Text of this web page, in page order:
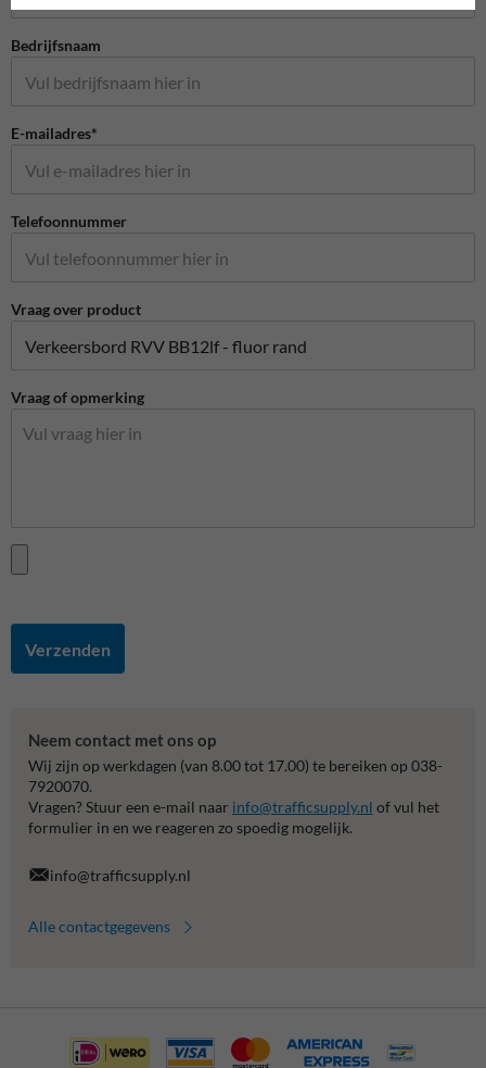
Bedrijfsnaam
E-mailadres*
Telefoonnummer
Vraag over product
Vraag of opmerking
Verzenden
Neem contact met ons op
Wij zijn op werkdagen (van 8.00 tot 17.00) te bereiken op 038-
7920070.
Vragen? Stuur een e-mail naar info@trafficsupply.nl of vul het
formulier in en we reageren zo spoedig mogelijk.
info@trafficsupply.nl
Alle contactgegevens